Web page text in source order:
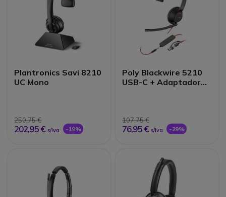
Plantronics Savi 8210
UC Mono
250,75 €
202,95 € s/Iva -19%
Poly Blackwire 5210
USB-C + Adaptador
107,75 €
76,95 € s/Iva -29%